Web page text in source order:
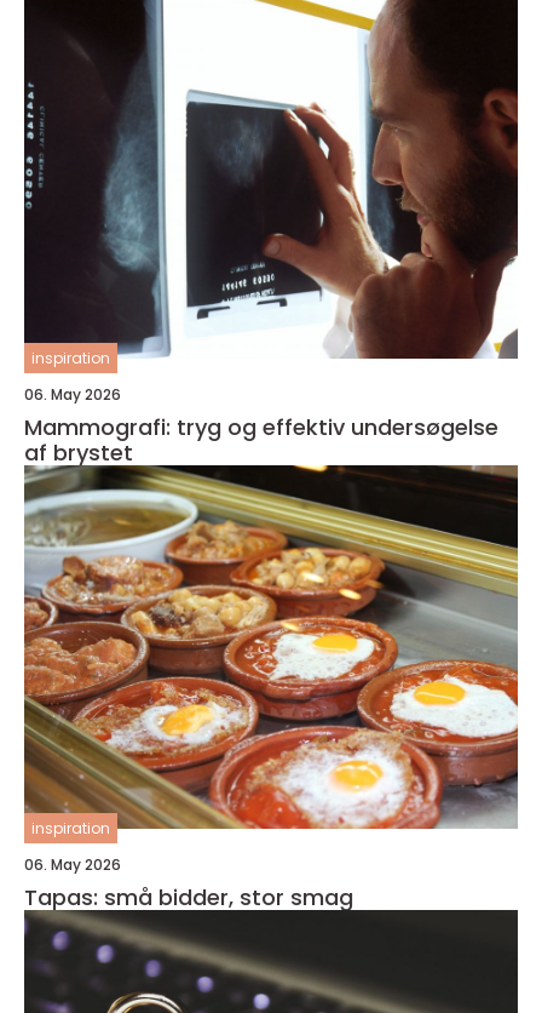
inspiration
06. May 2026
Mammografi: tryg og effektiv undersøgelse
af brystet
inspiration
06. May 2026
Tapas: små bidder, stor smag